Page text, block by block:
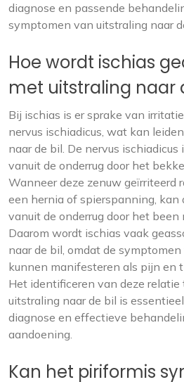
diagnose en passende
symptomen van uitstraling naar
Hoe wordt ischias
met uitstraling naar
Bij ischias is er sprake van
nervus ischiadicus, wat kan
naar de bil. De nervus
vanuit de onderrug door het
Wanneer deze zenuw geïrriteerd
een hernia of spierspanning, kan
vanuit de onderrug door het been
Daarom wordt ischias vaak
naar de bil, omdat de
kunnen manifesteren als pijn en
Het identificeren van deze relatie
uitstraling naar de bil is
diagnose en effectieve
aandoening.
Kan het piriformis